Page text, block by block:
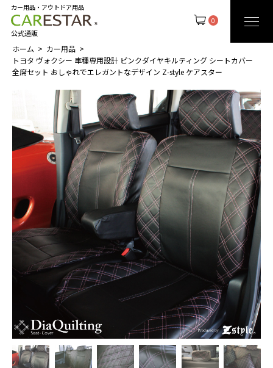
0
カー用品・アウトドア用品
公式通販
ホーム
カー用品
トヨタ ヴォクシー 車種専用設計 ピンクダイヤキルティング シートカバー
全席セット おしゃれでエレガントなデザイン Z-style ケアスター